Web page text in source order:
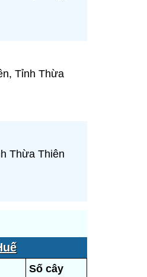
Tỉnh Thừa
Thừa Thiên
Số cây